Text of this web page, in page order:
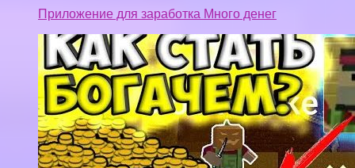
Приложение для заработка Много денег